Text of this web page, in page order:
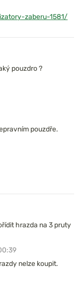
zaberu-1581/
pouzdro ?
pouzdře.
hrazda na 3 pruty
nelze koupit.